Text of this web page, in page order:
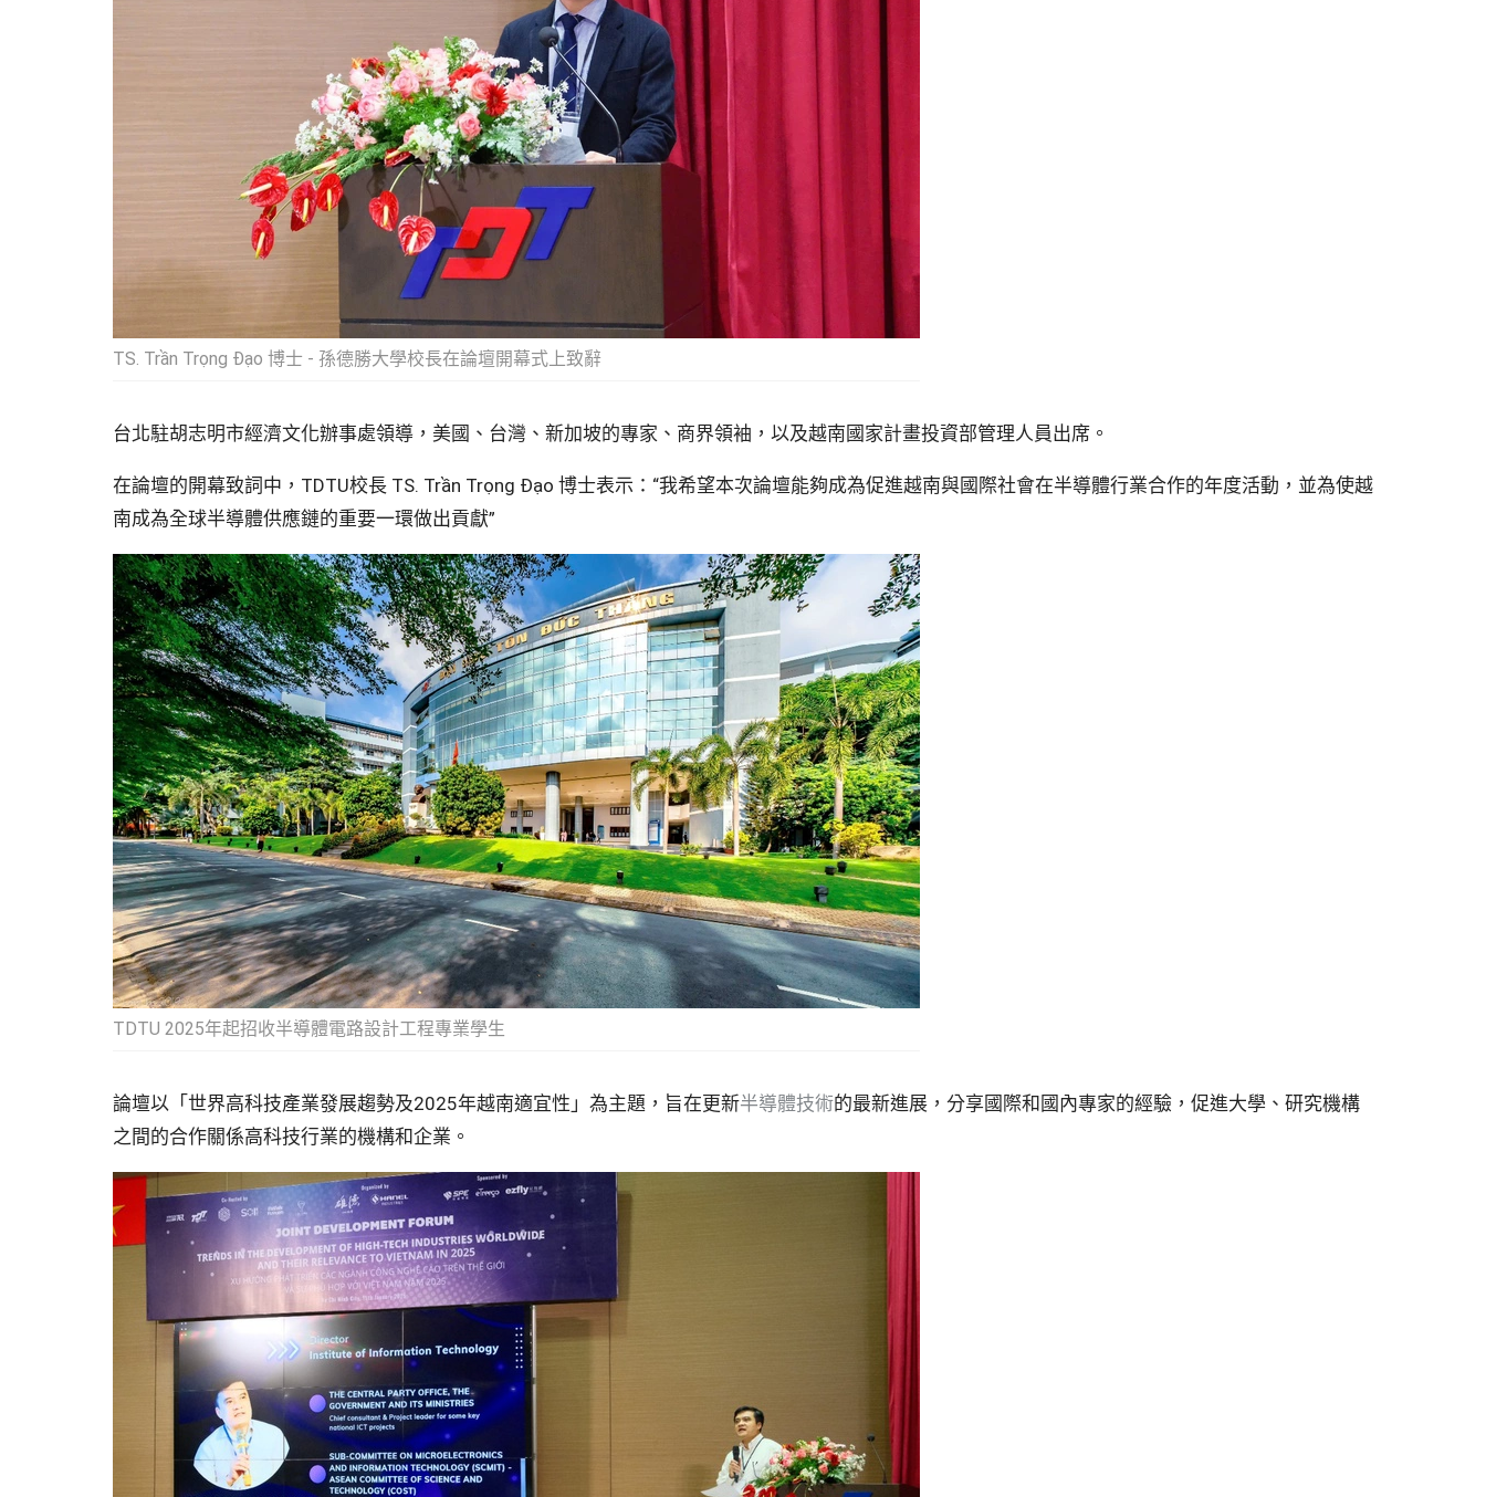
TS. Trần Trọng Đạo 博士 - 孫德勝大學校長在論壇開幕式上致辭
台北駐胡志明市經濟文化辦事處領導，美國、台灣、新加坡的專家、商界領袖，以及越南國家計畫投資部管理人員出席。
在論壇的開幕致詞中，TDTU校長 TS. Trần Trọng Đạo 博士表示：“我希望本次論壇能夠成為促進越南與國際社會在半導體行業合作的年度活動，並為使越
南成為全球半導體供應鏈的重要一環做出貢獻”
TDTU 2025年起招收半導體電路設計工程專業學生
論壇以「世界高科技產業發展趨勢及2025年越南適宜性」為主題，旨在更新半導體技術的最新進展，分享國際和國內專家的經驗，促進大學、研究機構
之間的合作關係高科技行業的機構和企業。